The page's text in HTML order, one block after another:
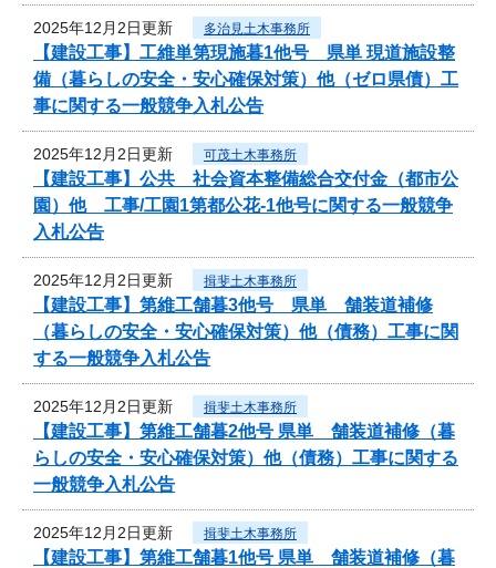
2025年12月2日更新 多治見土木事務所
【建設工事】工維単第現施暮1他号 県単 現道施設整
備（暮らしの安全・安心確保対策）他（ゼロ県債）工
事に関する一般競争入札公告
2025年12月2日更新 可茂土木事務所
【建設工事】公共 社会資本整備総合交付金（都市公
園）他 工事/工園1第都公花-1他号に関する一般競争
入札公告
2025年12月2日更新 揖斐土木事務所
【建設工事】第維工舗暮3他号 県単 舗装道補修
（暮らしの安全・安心確保対策）他（債務）工事に関
する一般競争入札公告
2025年12月2日更新 揖斐土木事務所
【建設工事】第維工舗暮2他号 県単 舗装道補修（暮
らしの安全・安心確保対策）他（債務）工事に関する
一般競争入札公告
2025年12月2日更新 揖斐土木事務所
【建設工事】第維工舗暮1他号 県単 舗装道補修（暮